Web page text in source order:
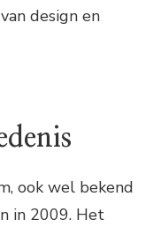
design en
ook wel bekend
in 2009. Het